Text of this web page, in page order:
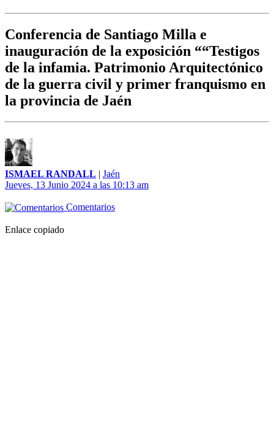
Conferencia de Santiago Milla e
inauguración de la exposición ““Testigos
de la infamia. Patrimonio Arquitectónico
de la guerra civil y primer franquismo en
la provincia de Jaén
ISMAEL RANDALL | Jaén
Jueves, 13 Junio 2024 a las 10:13 am
Comentarios
Enlace copiado